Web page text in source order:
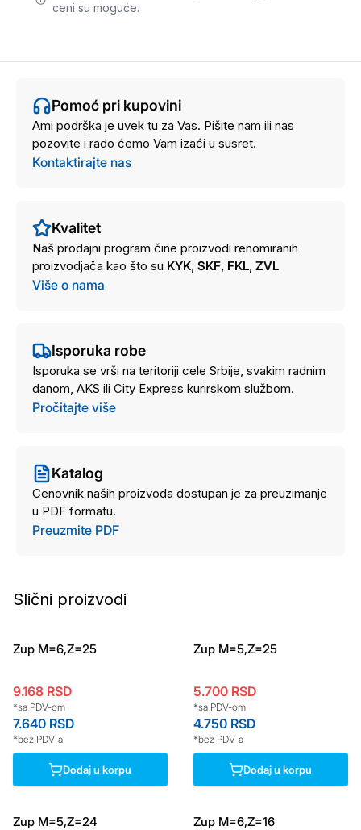
ceni su moguće.
Pomoć pri kupovini
Ami podrška je uvek tu za Vas. Pišite nam ili nas
pozovite i rado ćemo Vam izaći u susret.
Kontaktirajte nas
Kvalitet
Naš prodajni program čine proizvodi renomiranih
proizvodjača kao što su KYK, SKF, FKL, ZVL
Više o nama
Isporuka robe
Isporuka se vrši na teritoriji cele Srbije, svakim radnim
danom, AKS ili City Express kurirskom službom.
Pročitajte više
Katalog
Cenovnik naših proizvoda dostupan je za preuzimanje
u PDF formatu.
Preuzmite PDF
Slični proizvodi
Zup M=6,Z=25
9.168 RSD
*sa PDV-om
7.640 RSD
*bez PDV-a
Dodaj u korpu
Zup M=5,Z=25
5.700 RSD
*sa PDV-om
4.750 RSD
*bez PDV-a
Dodaj u korpu
Zup M=5,Z=24 Zup M=6,Z=16